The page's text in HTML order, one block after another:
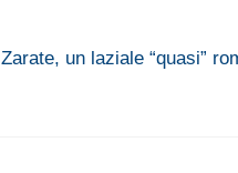
Zarate, un laziale “quasi”